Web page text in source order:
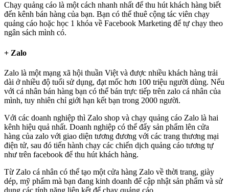
Chạy quảng cáo là một cách nhanh nhất để thu hút khách hàng biết
đến kênh bán hàng của bạn. Bạn có thể thuê cộng tác viên chạy
quảng cáo hoặc học 1 khóa về Facebook Marketing để tự chạy theo
ngân sách mình có.
+ Zalo
Zalo là một mạng xã hội thuần Việt và được nhiều khách hàng trải
dài ở nhiều độ tuổi sử dụng, đạt mốc hơn 100 triệu người dùng. Nếu
với cá nhân bán hàng bạn có thể bán trực tiếp trên zalo cá nhân của
mình, tuy nhiên chỉ giới hạn kết bạn trong 2000 người.
Với các doanh nghiệp thì Zalo shop và chạy quảng cáo Zalo là hai
kênh hiệu quả nhất. Doanh nghiệp có thể đẩy sản phẩm lên cửa
hàng của zalo với giao diện tương đương với các trang thương mại
điện tử, sau đó tiến hành chạy các chiến dịch quảng cáo tương tự
như trên facebook để thu hút khách hàng.
Từ Zalo cá nhân có thể tạo một cửa hàng Zalo về thời trang, giày
dép, mỹ phẩm mà bạn đang kinh doanh để cập nhật sản phẩm và sử
dụng các tính năng liên kết để chạy quảng cáo